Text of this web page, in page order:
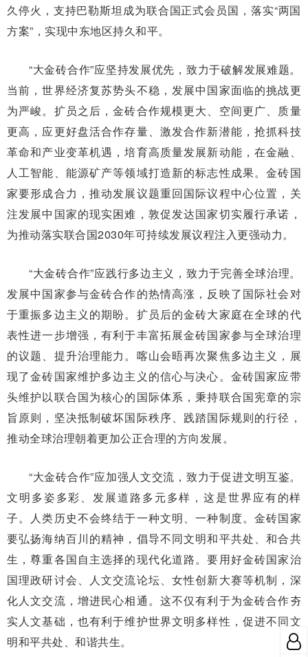
久停火，支持巴勒斯坦成为联合国正式会员国，落实“两国
方案”，实现中东地区持久和平。
“大金砖合作”应坚持发展优先，致力于破解发展难题。
当前，世界经济复苏势头不稳，发展中国家面临的挑战更
为严峻。扩员之后，金砖合作规模更大、空间更广、质量
更高，应更好盘活合作存量、激发合作新潜能，抢抓科技
革命和产业变革机遇，培育高质量发展新动能，在金融、
人工智能、能源矿产等领域打造新的标志性成果。金砖国
家要形成合力，推动发展议题重回国际议程中心位置，关
注发展中国家的现实困难，敦促发达国家切实履行承诺，
为推动落实联合国2030年可持续发展议程注入更强动力。
“大金砖合作”应践行多边主义，致力于完善全球治理。
发展中国家参与金砖合作的热情高涨，反映了国际社会对
于重振多边主义的期盼。扩员后的金砖大家庭在全球的代
表性进一步增强，有利于丰富拓展金砖国家参与全球治理
的议题、提升治理能力。喀山会晤再次聚焦多边主义，展
现了金砖国家维护多边主义的信心与决心。金砖国家应带
头维护以联合国为核心的国际体系，秉持联合国宪章的宗
旨原则，坚决抵制破坏国际秩序、践踏国际规则的行径，
推动全球治理朝着更加公正合理的方向发展。
“大金砖合作”应加强人文交流，致力于促进文明互鉴。
文明多姿多彩、发展道路多元多样，这是世界应有的样
子。人类历史不会终结于一种文明、一种制度。金砖国家
要弘扬海纳百川的精神，倡导不同文明和平共处、和合共
生，尊重各国自主选择的现代化道路。要用好金砖国家治
国理政研讨会、人文交流论坛、女性创新大赛等机制，深
化人文交流，增进民心相通。这不仅有利于为金砖合作夯
实人文基础，也有利于维护世界文明多样性，促进不同文
明和平共处、和谐共生。